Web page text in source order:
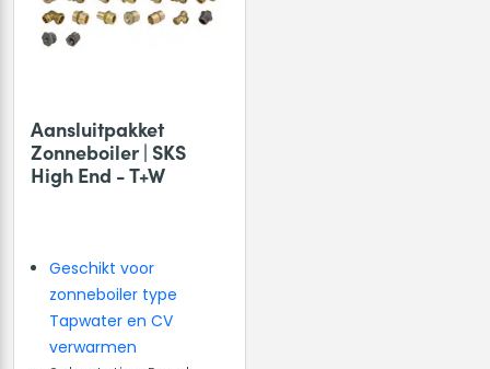
Aansluitpakket
Zonneboiler | SKS
High End - T+W
Geschikt voor
zonneboiler type
Tapwater en CV
verwarmen